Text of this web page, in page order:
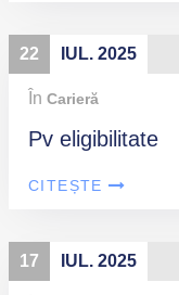
22 IUL. 2025
În Carieră
Pv eligibilitate
CITEȘTE
17 IUL. 2025